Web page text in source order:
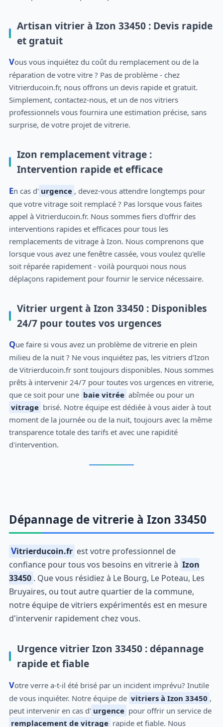
Artisan vitrier à Izon 33450 : Devis rapide
et gratuit
Vous vous inquiétez du coût du remplacement ou de la
réparation de votre vitre ? Pas de problème - chez
Vitrierducoin.fr, nous offrons un devis rapide et gratuit.
Simplement, contactez-nous, et un de nos vitriers
professionnels vous fournira une estimation précise, sans
surprise, de votre projet de vitrerie.
Izon remplacement vitrage :
Intervention rapide et efficace
En cas d' urgence , devez-vous attendre longtemps pour
que votre vitrage soit remplacé ? Pas lorsque vous faites
appel à Vitrierducoin.fr. Nous sommes fiers d'offrir des
interventions rapides et efficaces pour tous les
remplacements de vitrage à Izon. Nous comprenons que
lorsque vous avez une fenêtre cassée, vous voulez qu'elle
soit réparée rapidement - voilà pourquoi nous nous
déplaçons rapidement pour fournir le service nécessaire.
Vitrier urgent à Izon 33450 : Disponibles
24/7 pour toutes vos urgences
Que faire si vous avez un problème de vitrerie en plein
milieu de la nuit ? Ne vous inquiétez pas, les vitriers d'Izon
de Vitrierducoin.fr sont toujours disponibles. Nous sommes
prêts à intervenir 24/7 pour toutes vos urgences en vitrerie,
que ce soit pour une baie vitrée abîmée ou pour un
vitrage brisé. Notre équipe est dédiée à vous aider à tout
moment de la journée ou de la nuit, toujours avec la même
transparence totale des tarifs et avec une rapidité
d'intervention.
Dépannage de vitrerie à Izon 33450
Vitrierducoin.fr est votre professionnel de
confiance pour tous vos besoins en vitrerie à Izon
33450 . Que vous résidiez à Le Bourg, Le Poteau, Les
Bruyaires, ou tout autre quartier de la commune,
notre équipe de vitriers expérimentés est en mesure
d'intervenir rapidement chez vous.
Urgence vitrier Izon 33450 : dépannage
rapide et fiable
Votre verre a-t-il été brisé par un incident imprévu? Inutile
de vous inquiéter. Notre équipe de vitriers à Izon 33450 ,
peut intervenir en cas d' urgence pour offrir un service de
remplacement de vitrage rapide et fiable. Nous